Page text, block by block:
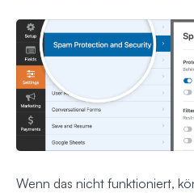
Wenn das nicht funktioniert,